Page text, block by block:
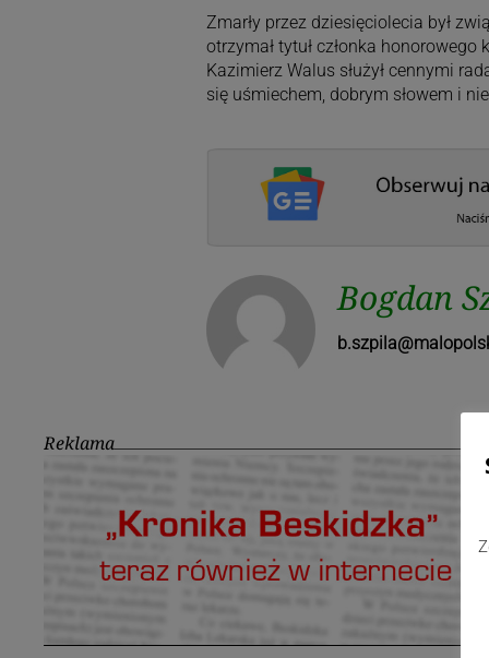
Zmarły przez dziesięciolecia był
otrzymał tytuł członka
Kazimierz Walus służył cennymi
się uśmiechem, dobrym słowem i
Bogdan
Reklama